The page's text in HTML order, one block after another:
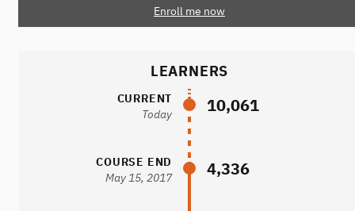
Enroll me now
LEARNERS
CURRENT
Today
10,061
COURSE END
May 15, 2017
4,336